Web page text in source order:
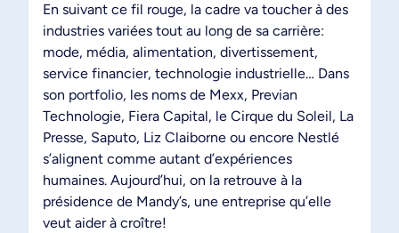
En suivant ce fil rouge, la cadre va toucher à des
industries variées tout au long de sa carrière:
mode, média, alimentation, divertissement,
service financier, technologie industrielle… Dans
son portfolio, les noms de Mexx, Previan
Technologie, Fiera Capital, le Cirque du Soleil, La
Presse, Saputo, Liz Claiborne ou encore Nestlé
s’alignent comme autant d’expériences
humaines. Aujourd’hui, on la retrouve à la
présidence de Mandy’s, une entreprise qu’elle
veut aider à croître!